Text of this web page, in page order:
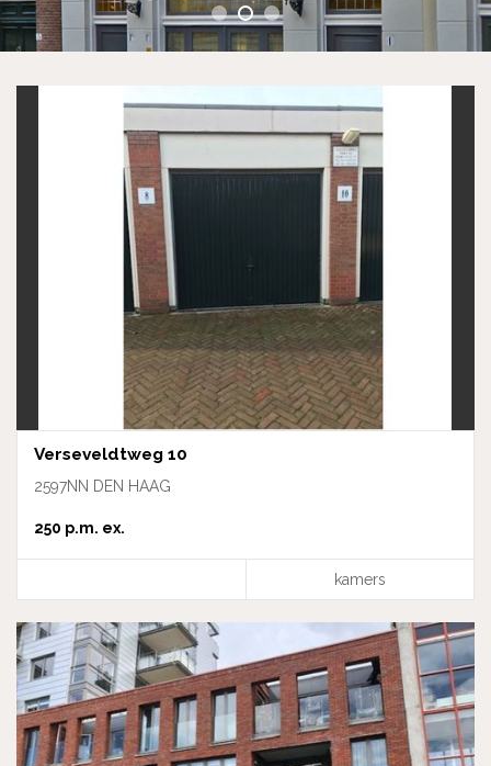
Verseveldtweg 10
2597NN DEN HAAG
250 p.m. ex.
kamers